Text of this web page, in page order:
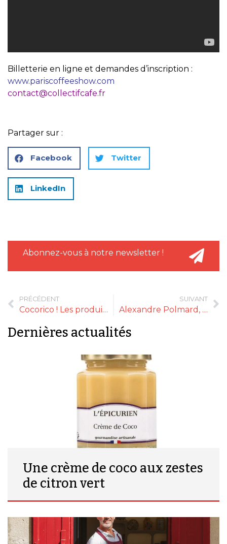
Billetterie en ligne et demandes d’inscription :
www.pariscoffeeshow.com
contact@collectifcafe.fr
Partager sur :
Facebook Twitter
LinkedIn
Abonnez-vous à notre newsletter !
PRÉCÉDENT
Cocorico ! Les produits français s’exportent bien au Japon
SUIVANT
Alexandre Polmard, Apôtre de l’hibernation
Dernières actualités
Une crème de coco aux zestes
de citron vert